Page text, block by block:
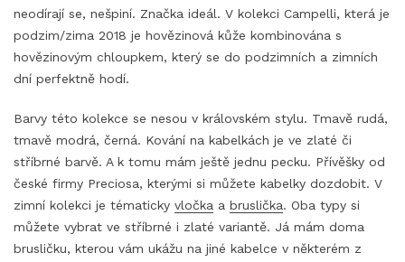
neodírají se, nešpiní. Značka ideál. V kolekci Campelli, která je
podzim/zima 2018 je hovězinová kůže kombinována s
hovězinovým chloupkem, který se do podzimních a zimních
dní perfektně hodí.
Barvy této kolekce se nesou v královském stylu. Tmavě rudá,
tmavě modrá, černá. Kování na kabelkách je ve zlaté či
stříbrné barvě. A k tomu mám ještě jednu pecku. Přívěšky od
české firmy Preciosa, kterými si můžete kabelky dozdobit. V
zimní kolekci je tématicky vločka a bruslička. Oba typy si
můžete vybrat ve stříbrné i zlaté variantě. Já mám doma
brusličku, kterou vám ukážu na jiné kabelce v některém z